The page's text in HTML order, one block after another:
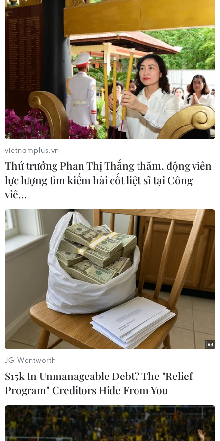
hình hoàn hảo).
Câu khẩu hiệu trên thực chất là một cách chơi
chữ với thương hiệu áo lót “Body by Victoria”,
nhưng cách thức thể hiện của chiến dịch đã
khiến nhiều người cảm thấy bị xúc phạm. Cuối
cùng, Victoria’s Secret đã phải từ bỏ chiến dịch
và thay đổi khẩu hiệu thành “A Body For Every
Body.”
Một kiến nghị được đăng gần đây trên trang
Change.org đã kêu gọi việc sử dụng những
người mẫu có thân hình tròn trịa hơn, cho rằng
buổi biểu diễn hàng năm của hãng này đã đưa
ra những kỳ vọng thiếu thực tế đối với một
người phụ nữ bình thường.
“Victoria’s Secret nên xem xét tới lợi ích của họ
khi thực hiện quyết định này,” bản kiến nghị
viết. “Có tới hơn 100 triệu phụ nữ có thân hình
quá cỡ tại Mỹ, và chúng tôi đã dành tới hơn 17,5
tỷ USD để mua quần áo cỡ lớn trong năm
(Vietnam+)
vietnamplus.vn
Thứ trưởng Phan Thị Thắng thăm, động viên
lực lượng tìm kiếm hài cốt liệt sĩ tại Công
viê…
JG Wentworth
$15k In Unmanageable Debt? The "Relief
Program" Creditors Hide From You